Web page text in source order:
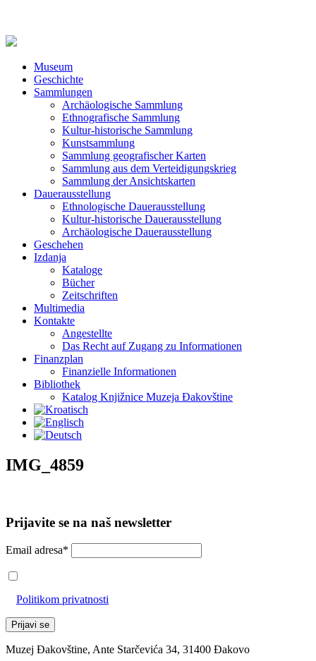
Museum
Geschichte
Sammlungen
Archäologische Sammlung
Ethnografische Sammlung
Kultur-historische Sammlung
Kunstsammlung
Sammlung geografischer Karten
Sammlung aus dem Verteidigungskrieg
Sammlung der Ansichtskarten
Dauerausstellung
Ethnologische Dauerausstellung
Kultur-historische Dauerausstellung
Archäologische Dauerausstellung
Geschehen
Izdanja
Kataloge
Bücher
Zeitschriften
Multimedia
Kontakte
Angestellte
Das Recht auf Zugang zu Informationen
Finanzplan
Finanzielle Informationen
Bibliothek
Katalog Knjižnice Muzeja Đakovštine
IMG_4859
Prijavite se na naš newsletter
Email adresa*
Politikom privatnosti
Muzej Đakovštine, Ante Starčevića 34, 31400 Đakovo